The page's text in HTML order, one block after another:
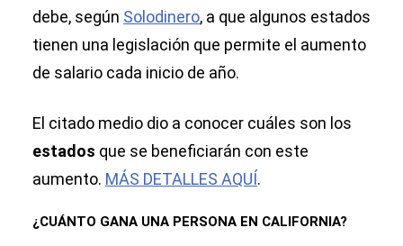
debe, según Solodinero, a que algunos estados
tienen una legislación que permite el aumento
de salario cada inicio de año.
El citado medio dio a conocer cuáles son los
estados que se beneficiarán con este
aumento. MÁS DETALLES AQUÍ.
¿CUÁNTO GANA UNA PERSONA EN CALIFORNIA?